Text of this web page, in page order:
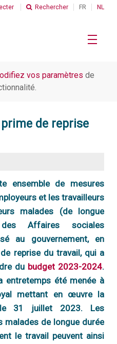
Rechercher FR NL
vos paramètres de
de reprise
ensemble de mesures
et les travailleurs
malades (de longue
Affaires sociales
au gouvernement, en
reprise du travail, qui a
du budget 2023-2024.
entretemps été menée à
mettant en œuvre la
31 juillet 2023. Les
malades de longue durée
le travail peuvent ainsi